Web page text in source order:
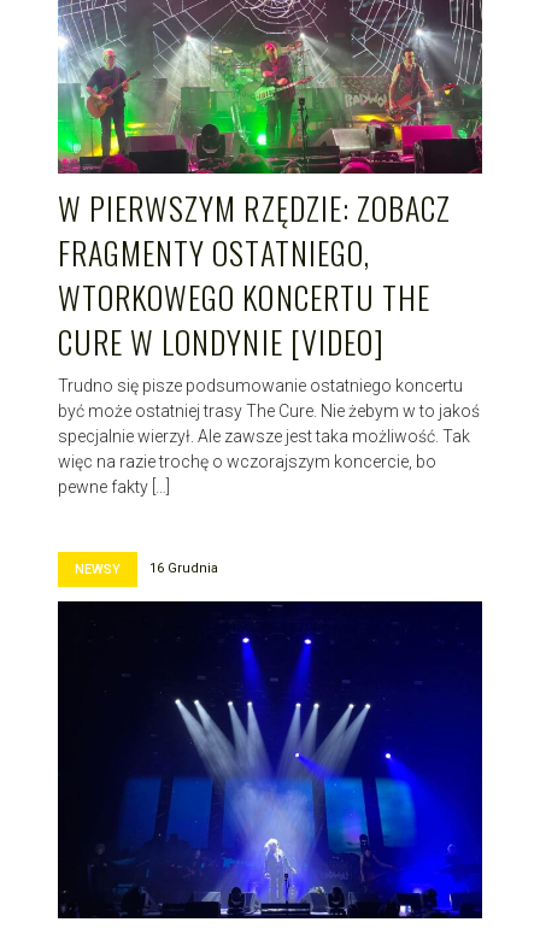
W PIERWSZYM RZĘDZIE: ZOBACZ
FRAGMENTY OSTATNIEGO,
WTORKOWEGO KONCERTU THE
CURE W LONDYNIE [VIDEO]
Trudno się pisze podsumowanie ostatniego koncertu
być może ostatniej trasy The Cure. Nie żebym w to jakoś
specjalnie wierzył. Ale zawsze jest taka możliwość. Tak
więc na razie trochę o wczorajszym koncercie, bo
pewne fakty […]
NEWSY 16 Grudnia